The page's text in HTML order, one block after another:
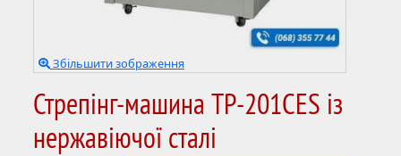
Збільшити зображення
Стрепінг-машина TP-201CES із
нержавіючої сталі